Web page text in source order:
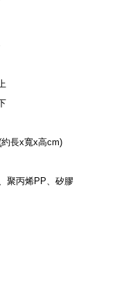
長x寬x高cm)
聚丙烯PP、矽膠